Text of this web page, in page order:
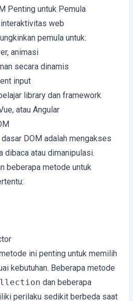
Penting untuk Pemula
web
pemula untuk:
animasi
secara dinamis
input
library dan framework
atau Angular
DOM adalah mengakses
dibaca atau dimanipulasi.
beberapa metode untuk
ini penting untuk memilih
kebutuhan. Beberapa metode
dan beberapa
perilaku sedikit berbeda saat